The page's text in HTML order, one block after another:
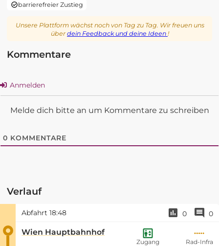
barrierefreier Zustieg
Unsere Plattform wächst noch von Tag zu Tag. Wir freuen uns
überdein Feedback und deine Ideen !
Kommentare
Anmelden
Melde dich bitte an um Kommentare zu schreiben
0 KOMMENTARE
Verlauf
Abfahrt 18:48 0 0
Wien Hauptbahnhof
Zugang Rad-Infra